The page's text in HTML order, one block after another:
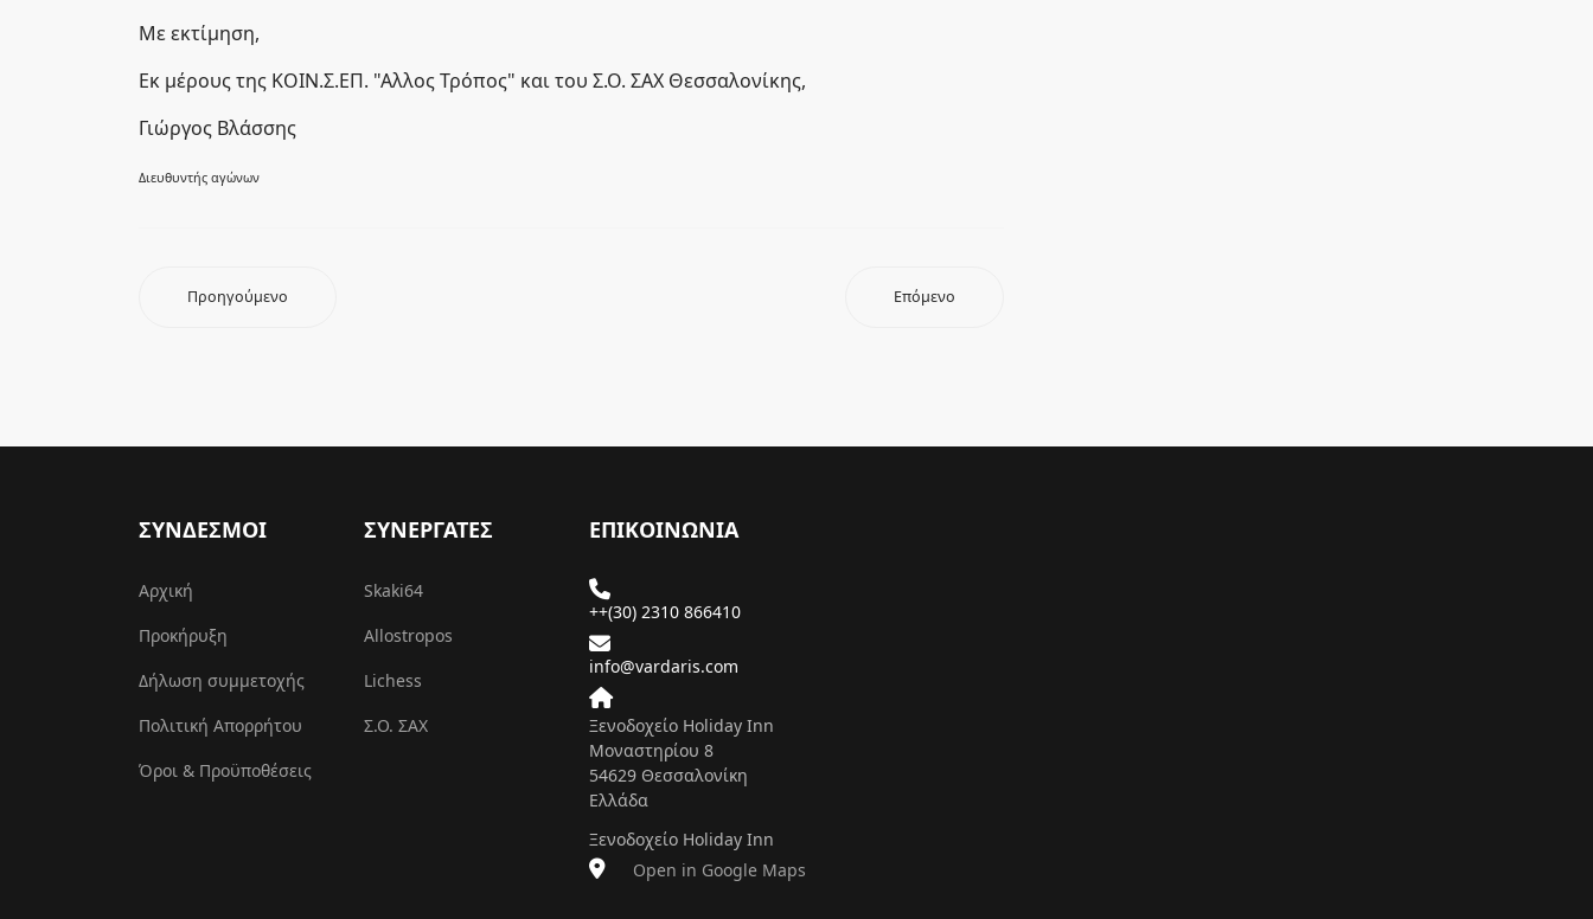
Με εκτίμηση,
Εκ μέρους της ΚΟΙΝ.Σ.ΕΠ. "Αλλος Τρόπος" και του Σ.Ο. ΣΑΧ Θεσσαλονίκης,
Γιώργος Βλάσσης
Διευθυντής αγώνων
Προηγούμενο Επόμενο
ΣΥΝΔΕΣΜΟΙ
Αρχική
Προκήρυξη
Δήλωση συμμετοχής
Πολιτική Απορρήτου
Όροι & Προϋποθέσεις
ΣΥΝΕΡΓΑΤΕΣ
Skaki64
Allostropos
Lichess
Σ.Ο. ΣΑΧ
ΕΠΙΚΟΙΝΩΝΙΑ
++(30) 2310 866410
info@vardaris.com
Ξενοδοχείο Holiday Inn
Μοναστηρίου 8
54629 Θεσσαλονίκη
Ελλάδα
Ξενοδοχείο Holiday Inn
Open in Google Maps